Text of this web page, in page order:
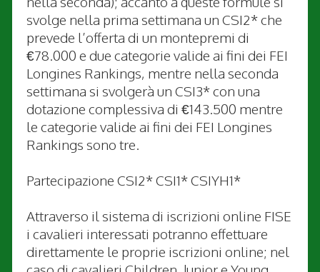
svolge nella prima settimana un CSI2* che
prevede l’offerta di un montepremi di
€78.000 e due categorie valide ai fini dei FEI
Longines Rankings, mentre nella seconda
settimana si svolgerà un CSI3* con una
dotazione complessiva di €143.500 mentre
le categorie valide ai fini dei FEI Longines
Rankings sono tre.
Partecipazione CSI2* CSI1* CSIYH1*
Attraverso il sistema di iscrizioni online FISE
i cavalieri interessati potranno effettuare
direttamente le proprie iscrizioni online; nel